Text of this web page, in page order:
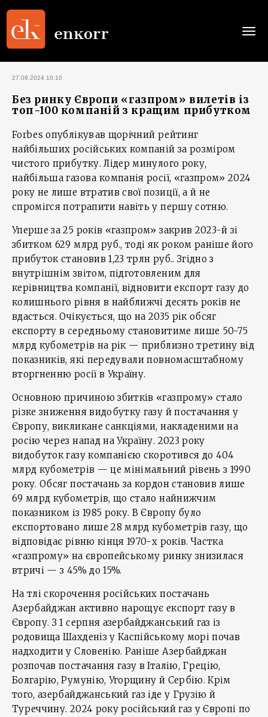
27.09.2024 10:10
Без ринку Європи «газпром» вилетів із
топ-100 компаній з кращим прибутком
Forbes опублікував щорічний рейтинг
найбільших російських компаній за розміром
чистого прибутку. Лідер минулого року,
найбільша газова компанія росії, «газпром» 2024
року не лише втратив свої позиції, а й не
спромігся потрапити навіть у першу сотню.
Уперше за 25 років «газпром» закрив 2023-й зі
збитком 629 млрд руб., тоді як роком раніше його
прибуток становив 1,23 трлн руб.. Згідно з
внутрішнім звітом, підготовленим для
керівництва компанії, відновити експорт газу до
колишнього рівня в найближчі десять років не
вдасться. Очікується, що на 2035 рік обсяг
експорту в середньому становитиме лише 50-75
млрд кубометрів на рік — приблизно третину від
показників, які передували повномасштабному
вторгненню росії в Україну.
Основною причиною збитків «газпрому» стало
різке зниження видобутку газу й постачання у
Європу, викликане санкціями, накладеними на
росію через напад на Україну. 2023 року
видобуток газу компанією скоротився до 404
млрд кубометрів — це мінімальний рівень з 1990
року. Обсяг постачань за кордон становив лише
69 млрд кубометрів, що стало найнижчим
показником із 1985 року. В Європу було
експортовано лише 28 млрд кубометрів газу, що
відповідає рівню кінця 1970-х років. Частка
«газпрому» на європейському ринку знизилася
втричі — з 45% до 15%.
На тлі скорочення російських постачань
Азербайджан активно нарощує експорт газу в
Європу. З 1 серпня азербайджанський газ із
родовища Шахденіз у Каспійському морі почав
надходити у Словенію. Раніше Азербайджан
розпочав постачання газу в Італію, Грецію,
Болгарію, Румунію, Угорщину й Сербію. Крім
того, азербайджанський газ іде у Грузію й
Туреччину. 2024 року російський газ у Європі по